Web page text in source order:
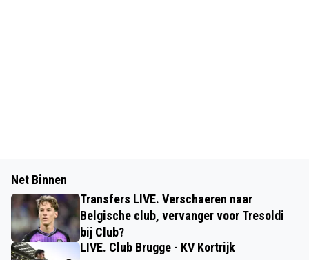
Net Binnen
Transfers LIVE. Verschaeren naar
Belgische club, vervanger voor Tresoldi
bij Club?
LIVE. Club Brugge - KV Kortrijk